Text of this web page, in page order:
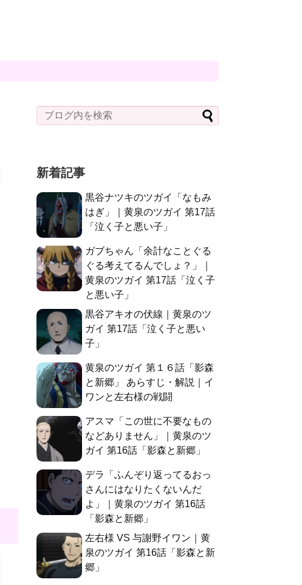
新着記事
黒谷ナツキのツガイ「なもみ
はぎ」｜黄泉のツガイ 第17話
「泣く子と悪い子」
ガブちゃん「余計なことぐる
ぐる考えてるんでしょ？」｜
黄泉のツガイ 第17話「泣く子
と悪い子」
黒谷アキオの伏線｜黄泉のツ
ガイ 第17話「泣く子と悪い
子」
黄泉のツガイ 第１６話「影森
と新郷」 あらすじ・解説｜イ
ワンと左右様の戦闘
アスマ「この世に不要なもの
などありません」｜黄泉のツ
ガイ 第16話「影森と新郷」
デラ「ふんぞり返ってるおっ
さんにはなりたくないんだ
よ」｜黄泉のツガイ 第16話
「影森と新郷」
左右様 VS 与謝野イワン｜黄
泉のツガイ 第16話「影森と新
郷」